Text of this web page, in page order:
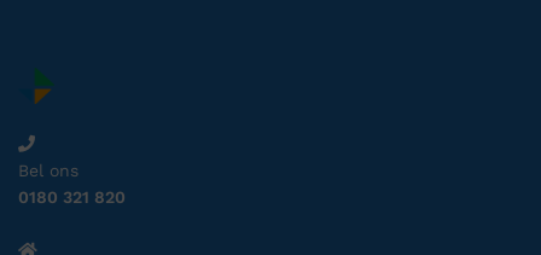
Bel ons
0180 321 820